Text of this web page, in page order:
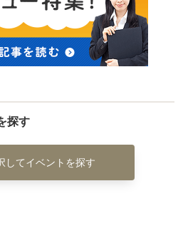
探す
してイベントを探す